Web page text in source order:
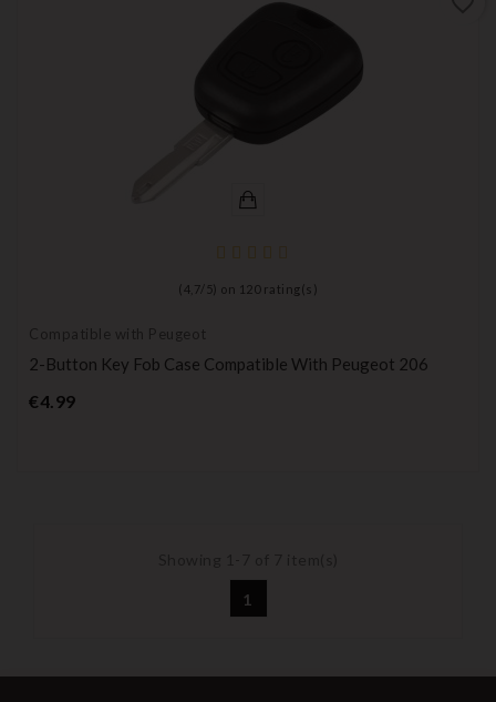
( 4,7/ 5) on 120rating(s)
Compatible with Peugeot
2-Button Key Fob Case Compatible With Peugeot 206
€4.99Price
1